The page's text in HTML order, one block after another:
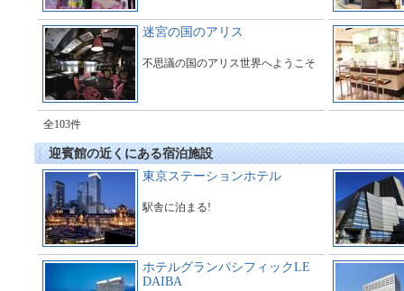
迷宮の国のアリス
不思議の国のアリス世界へようこそ
全103件
迎賓館の近くにある宿泊施設
東京ステーションホテル
駅舎に泊まる!
ホテルグランパシフィックLE
DAIBA